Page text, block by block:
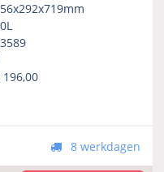
196,00
8 werkdagen